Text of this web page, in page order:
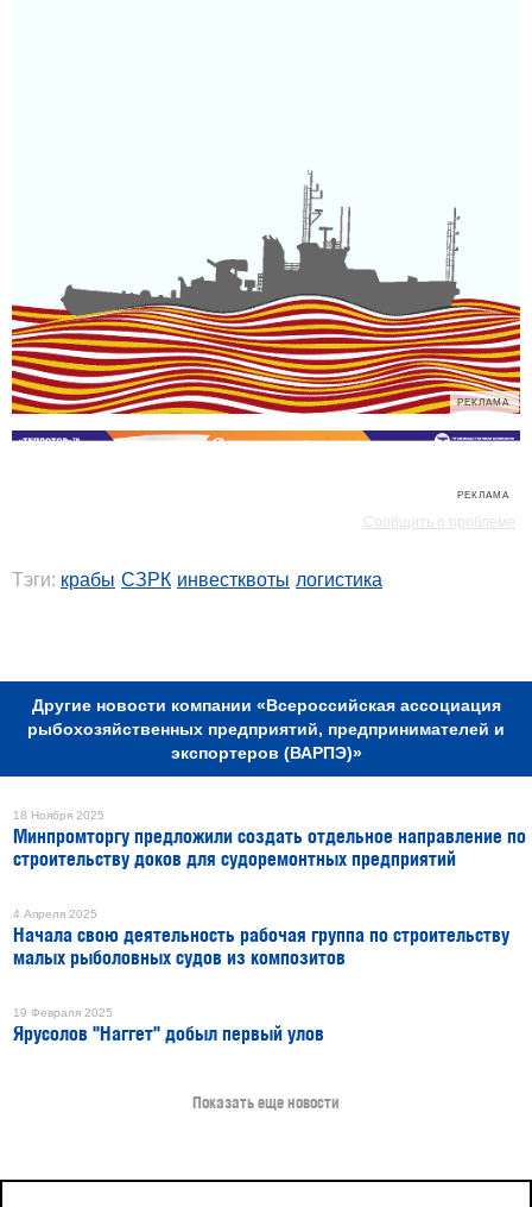
РЕКЛАМА
РЕКЛАМА
Сообщить о проблеме
Тэги: крабы СЗРК инвестквоты логистика
Другие новости компании «Всероссийская ассоциация
рыбохозяйственных предприятий, предпринимателей и
экспортеров (ВАРПЭ)»
18 Ноября 2025
Минпромторгу предложили создать отдельное направление по
строительству доков для судоремонтных предприятий
4 Апреля 2025
Начала свою деятельность рабочая группа по строительству
малых рыболовных судов из композитов
19 Февраля 2025
Ярусолов "Наггет" добыл первый улов
Показать еще новости